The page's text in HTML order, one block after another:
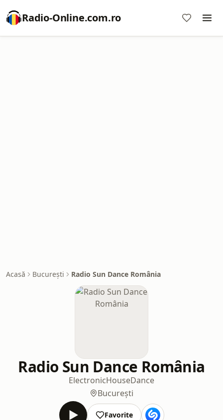
Radio-Online.com.ro
Acasă București Radio Sun Dance România
Radio Sun Dance România
ElectronicHouseDance
București
Favorite